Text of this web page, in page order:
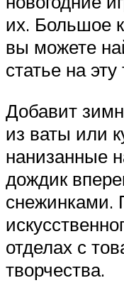
их. Большое
вы можете
статье на эту
Добавит
из ваты или
нанизанные
дождик
снежинками.
отделах с
творчества.